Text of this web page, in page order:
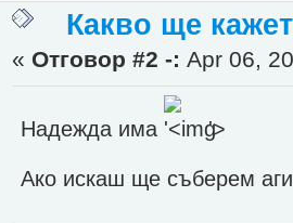
Какво ще
« Отговор #2 -: Apr 06,
Надежда има '>
Ако искаш ще съберем